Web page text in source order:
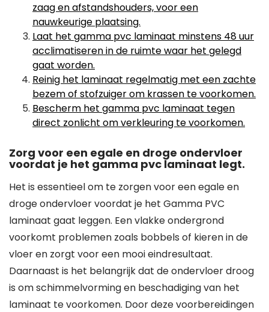
zaag en afstandshouders, voor een
nauwkeurige plaatsing.
Laat het gamma pvc laminaat minstens 48 uur
acclimatiseren in de ruimte waar het gelegd
gaat worden.
Reinig het laminaat regelmatig met een zachte
bezem of stofzuiger om krassen te voorkomen.
Bescherm het gamma pvc laminaat tegen
direct zonlicht om verkleuring te voorkomen.
Zorg voor een egale en droge ondervloer
voordat je het gamma pvc laminaat legt.
Het is essentieel om te zorgen voor een egale en
droge ondervloer voordat je het Gamma PVC
laminaat gaat leggen. Een vlakke ondergrond
voorkomt problemen zoals bobbels of kieren in de
vloer en zorgt voor een mooi eindresultaat.
Daarnaast is het belangrijk dat de ondervloer droog
is om schimmelvorming en beschadiging van het
laminaat te voorkomen. Door deze voorbereidingen